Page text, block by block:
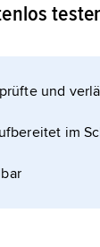
und
im